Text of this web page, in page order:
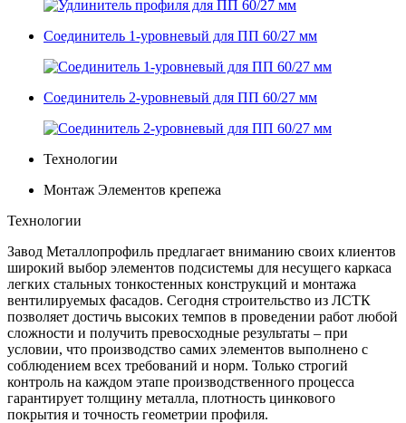
Соединитель 1-уровневый для ПП 60/27 мм
Соединитель 2-уровневый для ПП 60/27 мм
Технологии
Монтаж Элементов крепежа
Технологии
Завод Металлопрофиль предлагает вниманию своих клиентов
широкий выбор элементов подсистемы для несущего каркаса
легких стальных тонкостенных конструкций и монтажа
вентилируемых фасадов. Сегодня строительство из ЛСТК
позволяет достичь высоких темпов в проведении работ любой
сложности и получить превосходные результаты – при
условии, что производство самих элементов выполнено с
соблюдением всех требований и норм. Только строгий
контроль на каждом этапе производственного процесса
гарантирует толщину металла, плотность цинкового
покрытия и точность геометрии профиля.